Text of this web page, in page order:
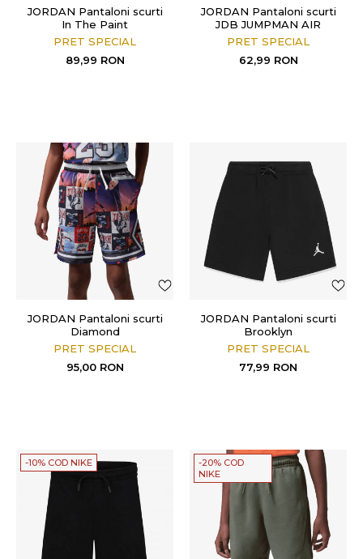
JORDAN Pantaloni scurti
In The Paint
PRET SPECIAL
89,99 RON
JORDAN Pantaloni scurti
JDB JUMPMAN AIR
FLEECE SHORT
PRET SPECIAL
62,99 RON
JORDAN Pantaloni scurti
Diamond
PRET SPECIAL
95,00 RON
JORDAN Pantaloni scurti
Brooklyn
PRET SPECIAL
77,99 RON
-10% COD NIKE
-20% COD
NIKE